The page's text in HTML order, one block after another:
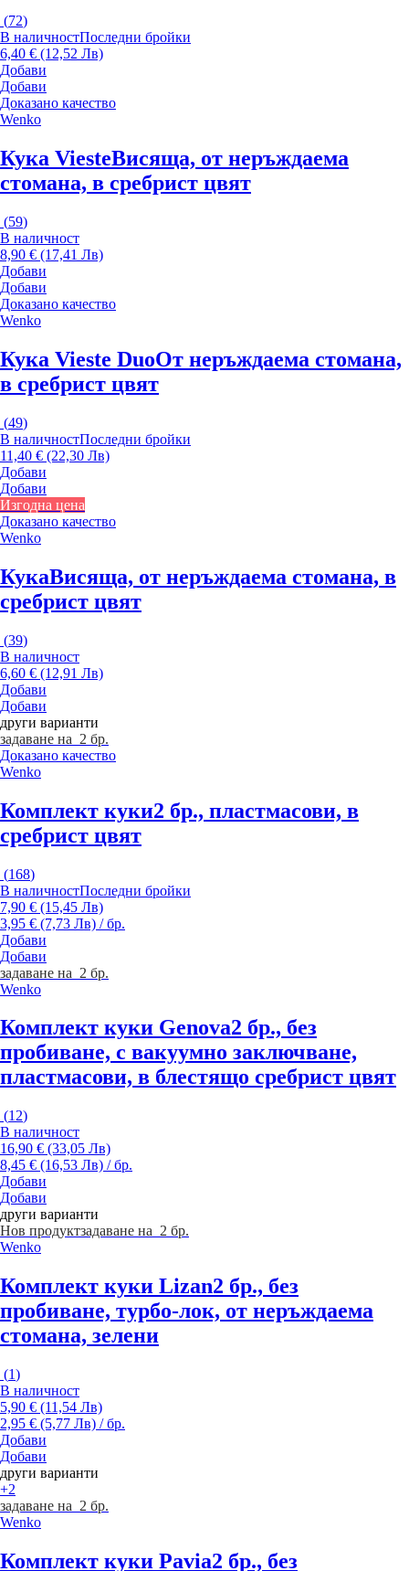
(72)
В наличностПоследни бройки
6,40 € (12,52 Лв)
Добави
Добави
Доказано качество
Wenko
Кука ViesteВисяща, от неръждаема
стомана, в сребрист цвят
(59)
В наличност
8,90 € (17,41 Лв)
Добави
Добави
Доказано качество
Wenko
Кука Vieste DuoОт неръждаема стомана,
в сребрист цвят
(49)
В наличностПоследни бройки
11,40 € (22,30 Лв)
Добави
Добави
Изгодна цена
Доказано качество
Wenko
КукаВисяща, от неръждаема стомана, в
сребрист цвят
(39)
В наличност
6,60 € (12,91 Лв)
Добави
Добави
други варианти
задаване на 2 бр.
Доказано качество
Wenko
Комплект куки2 бр., пластмасови, в
сребрист цвят
(168)
В наличностПоследни бройки
7,90 € (15,45 Лв)
3,95 € (7,73 Лв) / бр.
Добави
Добави
задаване на 2 бр.
Wenko
Комплект куки Genova2 бр., без
пробиване, с вакуумно заключване,
пластмасови, в блестящо сребрист цвят
(12)
В наличност
16,90 € (33,05 Лв)
8,45 € (16,53 Лв) / бр.
Добави
Добави
други варианти
Нов продуктзадаване на 2 бр.
Wenko
Комплект куки Lizan2 бр., без
пробиване, турбо-лок, от неръждаема
стомана, зелени
(1)
В наличност
5,90 € (11,54 Лв)
2,95 € (5,77 Лв) / бр.
Добави
Добави
други варианти
+2
задаване на 2 бр.
Wenko
Комплект куки Pavia2 бр., без